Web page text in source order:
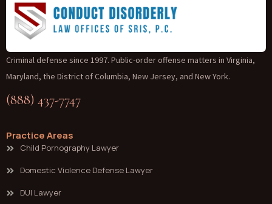
Criminal defense since 1997. Public-order offense matters in Virginia,
Maryland, the District of Columbia, New Jersey, and New York.
(888) 437-7747
Practice Areas
Child Pornography Lawyer
Domestic Violence Defense Lawyer
DUI Lawyer